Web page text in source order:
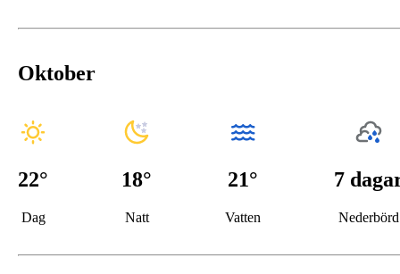
Oktober
22°
Dag
18°
Natt
21°
Vatten
7
Nederbörd